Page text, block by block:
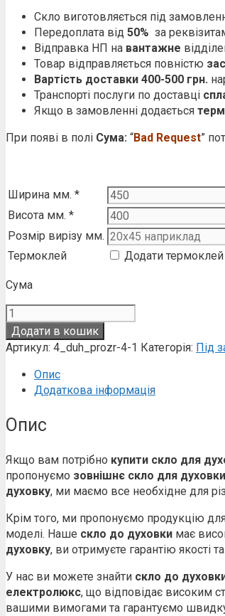
Скло виготовляється під
Передоплата від 50% за
Відправка НП на вантажне
Товар відправляється повністю
Вартість доставки 400-500 грн.
Транспорті послуги по доставці
Якщо в замовленні додається
При появі в полі Сума: “Bad Request”
Ширина мм. *
Висота мм. *
Розмір вирізу мм.
Термоклей
Додати
Сума
Скло
для
духовки
внутрішнє
кількість
Додати в кошик
Артикул: 4_duh_prozr-4-1 Категорія: Під
Опис
Додаткова інформація
Опис
Якщо вам потрібно купити скло для
пропонуємо зовнішнє скло для духовки
духовку, ми маємо все необхідне для
Крім того, ми пропонуємо продукцію
моделі. Наше скло до духовки має
духовку, ви отримуєте гарантію якості
У нас ви можете знайти скло до
електролюкс, що відповідає високим
вашими вимогами та гарантуємо